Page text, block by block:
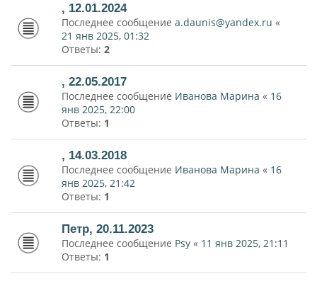
, 12.01.2024
Последнее сообщение a.daunis@yandex.ru «
21 янв 2025, 01:32
Ответы: 2
, 22.05.2017
Последнее сообщение Иванова Марина « 16
янв 2025, 22:00
Ответы: 1
, 14.03.2018
Последнее сообщение Иванова Марина « 16
янв 2025, 21:42
Ответы: 1
Петр, 20.11.2023
Последнее сообщение Psy « 11 янв 2025, 21:11
Ответы: 1